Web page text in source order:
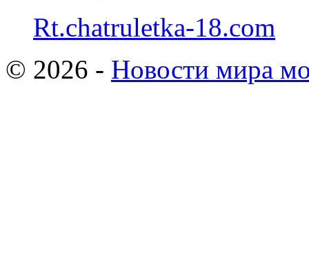
Rt.chatruletka-18.com
© 2026 - Новости мира